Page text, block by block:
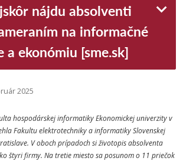
nájdu absolventi
na informačné
a ekonómiu [sme.sk]
2025
hospodárskej informatiky Ekonomickej univerzity v
Fakultu elektrotechniky a informatiky Slovenskej
V oboch prípadoch si životopis absolventa
štyri firmy. Na tretie miesto sa posunom o 11 priečok